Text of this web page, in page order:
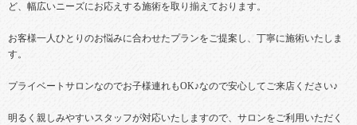
ど、幅広いニーズにお応えする施術を取り揃えております。
お客様一人ひとりのお悩みに合わせたプランをご提案し、丁寧に施術いたしま
す。
プライベートサロンなのでお子様連れもOK♪なので安心してご来店ください♪
明るく親しみやすいスタッフが対応いたしますので、サロンをご利用いただく